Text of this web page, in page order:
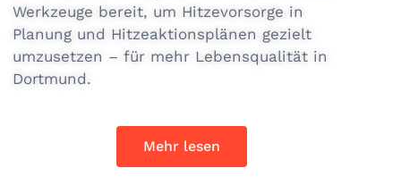
Werkzeuge bereit, um Hitzevorsorge in
Planung und Hitzeaktionsplänen gezielt
umzusetzen – für mehr Lebensqualität in
Dortmund.
Mehr lesen